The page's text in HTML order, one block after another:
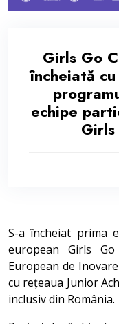
Girls Go
încheiată
echipe
Girls
S-a încheiat prima
european Girls
European de
cu rețeaua Junior
inclusiv din România.